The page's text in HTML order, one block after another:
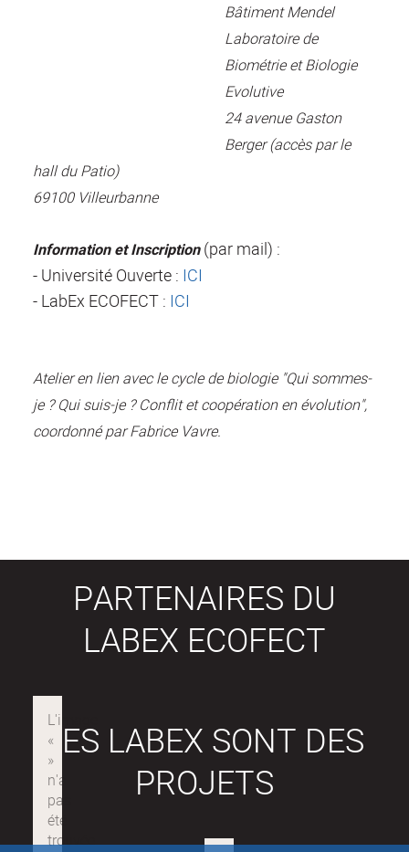
Bâtiment Mendel
Laboratoire de
Biométrie et Biologie
Evolutive
24 avenue Gaston
Berger (accès par le
hall du Patio)
69100 Villeurbanne
Information et Inscription(par mail) :
- Université Ouverte : ICI
- LabEx ECOFECT : ICI
Atelier en lien avec le cycle de biologie "Qui sommes-
je ? Qui suis-je ? Conflit et coopération en évolution",
coordonné par Fabrice Vavre.
PARTENAIRES DU
LABEX ECOFECT
LES LABEX SONT DES
PROJETS